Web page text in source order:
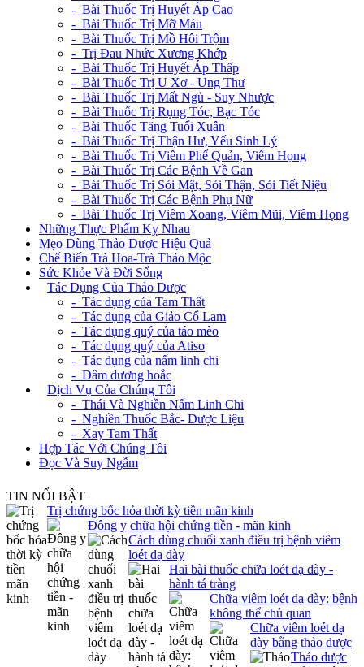
- Bài Thuốc Trị Huyết Áp Cao
- Bài Thuốc Trị Mỡ Máu
- Bài Thuốc Trị Mồ Hôi Trộm
- Trị Đau Nhức Xương Khớp
- Bài Thuốc Trị Huyết Áp Thấp
- Bài Thuốc Trị U Xơ - Ung Thư
- Bài Thuốc Trị Mất Ngủ - Suy Nhược
- Bài Thuốc Trị Rụng Tóc, Bạc Tóc
- Bài Thuốc Tăng Tuổi Xuân
- Bài Thuốc Trị Thận Hư, Yếu Sinh Lý
- Bài Thuốc Trị Viêm Phế Quản, Viêm Họng
- Bài Thuốc Trị Các Bệnh Về Gan
- Bài Thuốc Trị Sỏi Mật, Sỏi Thận, Sỏi Tiết Niệu
- Bài Thuốc Trị Các Bệnh Phụ Nữ
- Bài Thuốc Trị Viêm Xoang, Viêm Mũi, Viêm Họng
Những Thực Phẩm Kỵ Nhau
Mẹo Dùng Thảo Dược Hiệu Quả
Chế Biến Trà Hoa-Trà Thảo Mộc
Sức Khỏe Và Đời Sống
Tác Dụng Của Thảo Dược
- Tác dụng của Tam Thất
- Tác dụng của Giảo Cổ Lam
- Tác dụng quý của táo mèo
- Tác dụng quý của Atiso
- Tác dụng của nấm linh chi
- Dâm dương hoắc
Dịch Vụ Của Chúng Tôi
- Thái Và Nghiền Nấm Linh Chi
- Nghiền Thuốc Bắc- Dược Liệu
- Xay Tam Thất
Hợp Tác Với Chúng Tôi
Đọc Và Suy Ngẫm
TIN NỔI BẬT
Trị chứng bốc hỏa thời kỳ tiền mãn kinh
Đông y chữa hội chứng tiền - mãn kinh
Cách dùng chuối xanh điều trị bệnh viêm
loét dạ dày
Hai bài thuốc chữa loét dạ dày -
hành tá tràng
Chữa viêm loét dạ dày: bệnh
không thể chủ quan
Chữa viêm loét dạ
dày bằng thảo dược
Thảo dược